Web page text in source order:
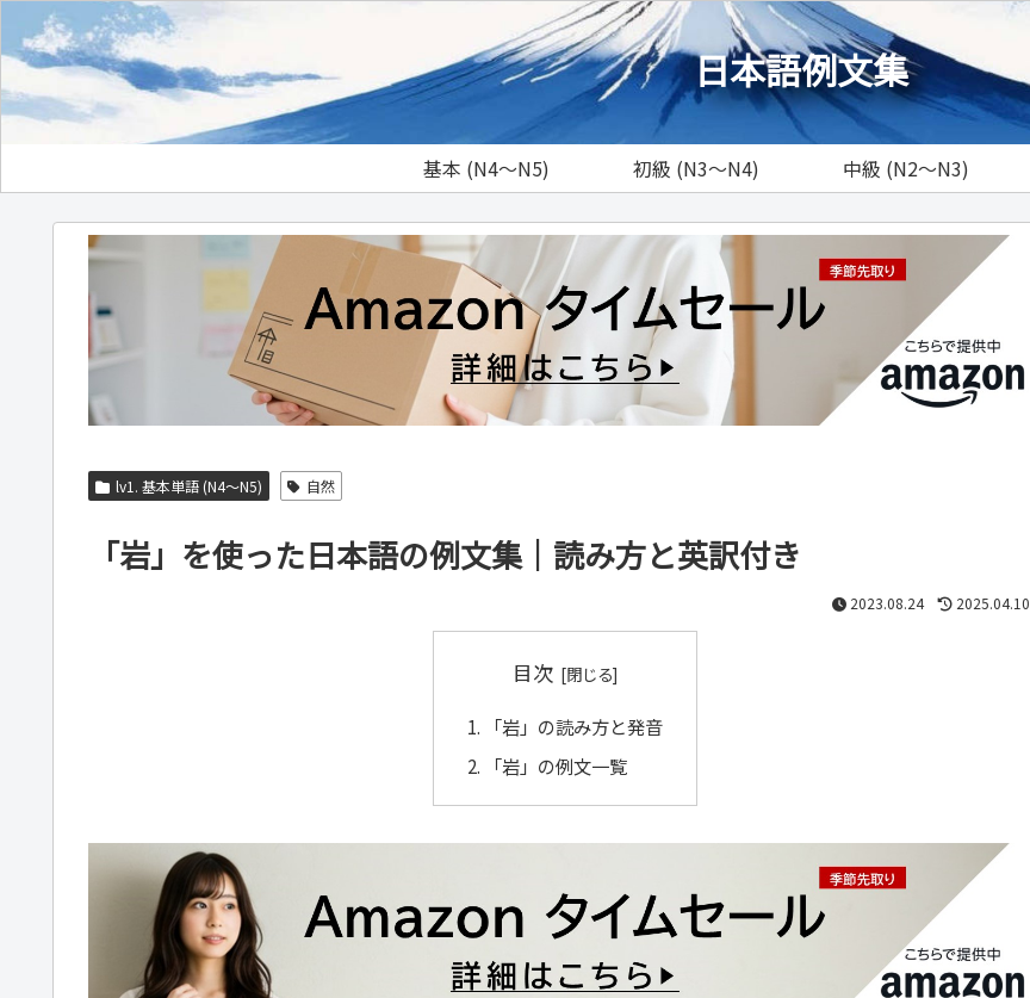
日本語例文集
基本 (N4～N5) 初級 (N3～N4) 中級 (N2～N3)
lv1. 基本単語 (N4～N5) 自然
「岩」を使った日本語の例文集｜読み方と英訳付き
2023.08.24 2025.04.10
目次
「岩」の読み方と発音
「岩」の例文一覧